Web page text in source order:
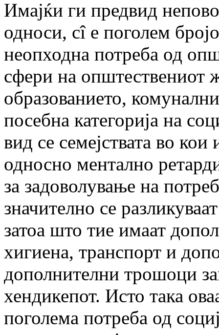
Имајќи ги предвид
односи, сî е поголем
неопходна потреба од
сфери на општествениот
образованието,
посебна категорија на
вид се семејствата во
односно ментално
за задоволување на
значително се
затоа што тие имаат
хигиена, транспорт и
дополнителни трошоци
хендикепот. Исто така
поголема потреба од